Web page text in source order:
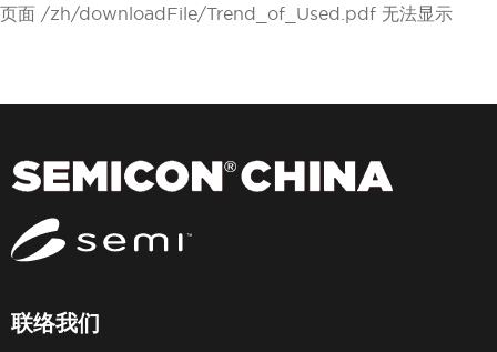
页面 /zh/downloadFile/Trend_of_Used.pdf 无法显示
联络我们